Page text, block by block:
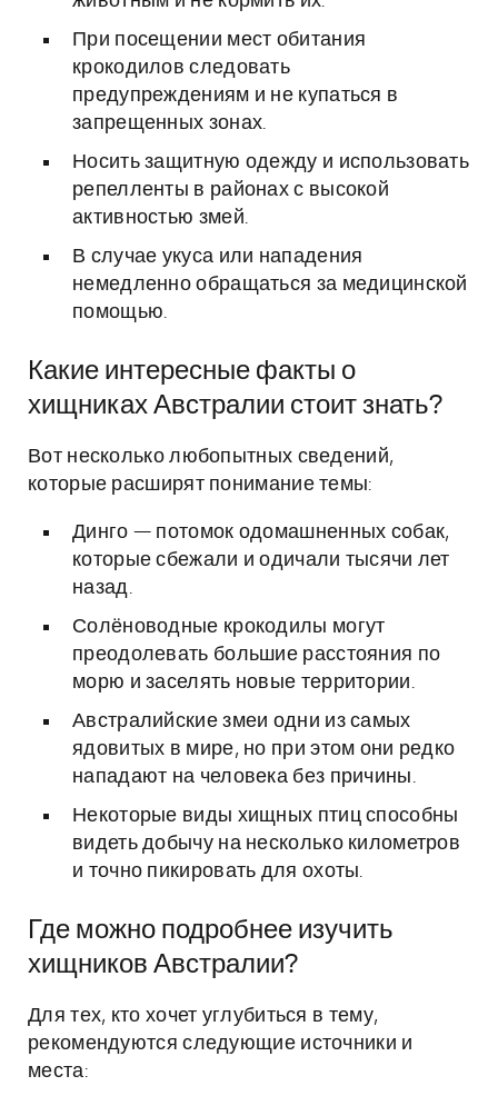
При посещении мест обитания
крокодилов следовать
предупреждениям и не купаться в
запрещенных зонах.
Носить защитную одежду и использовать
репелленты в районах с высокой
активностью змей.
В случае укуса или нападения
немедленно обращаться за медицинской
помощью.
Какие интересные факты о
хищниках Австралии стоит знать?
Вот несколько любопытных сведений,
которые расширят понимание темы:
Динго — потомок одомашненных собак,
которые сбежали и одичали тысячи лет
назад.
Солёноводные крокодилы могут
преодолевать большие расстояния по
морю и заселять новые территории.
Австралийские змеи одни из самых
ядовитых в мире, но при этом они редко
нападают на человека без причины.
Некоторые виды хищных птиц способны
видеть добычу на несколько километров
и точно пикировать для охоты.
Где можно подробнее изучить
хищников Австралии?
Для тех, кто хочет углубиться в тему,
рекомендуются следующие источники и
места: